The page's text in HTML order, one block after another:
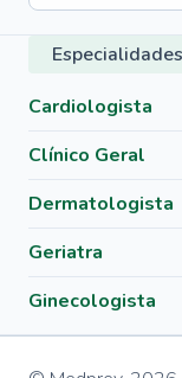
Cardiologista
Clínico Geral
Dermatologista
Geriatra
Ginecologista